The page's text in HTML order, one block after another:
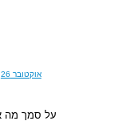
אוקטובר 26, 2022 ב 06:39
על סמך מה